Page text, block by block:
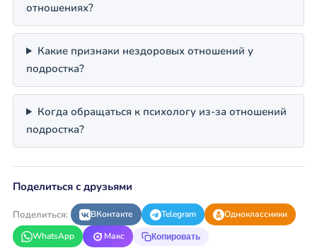
отношениях?
Какие признаки нездоровых отношений у
подростка?
Когда обращаться к психологу из-за отношений
подростка?
Поделиться с друзьями
Поделиться: ВКонтакте Telegram
Одноклассники
WhatsApp
Макс Копировать